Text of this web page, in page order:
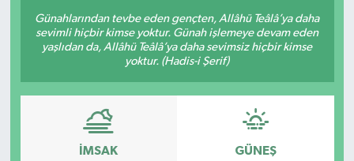
Günahlarından tevbe eden gençten, Allâhü Teâlâ’ya daha
sevimli hiçbir kimse yoktur. Günah işlemeye devam eden
yaşlıdan da, Allâhü Teâlâ’ya daha sevimsiz hiçbir kimse
yoktur. (Hadis-i Şerif)
İMSAK GÜNEŞ